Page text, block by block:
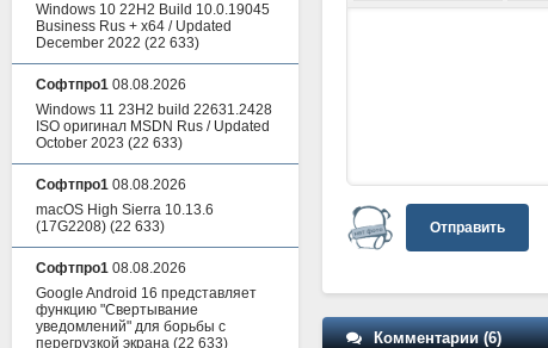
Отправить
Комментарии (6)
Windows 10 22H2 Build 10.0.19045
Business Rus + x64 / Updated
December 2022 (22 633)
Софтпро1 08.08.2026
Windows 11 23H2 build 22631.2428
ISO оригинал MSDN Rus / Updated
October 2023 (22 633)
Софтпро1 08.08.2026
macOS High Sierra 10.13.6
(17G2208) (22 633)
Софтпро1 08.08.2026
Google Android 16 представляет
функцию "Свертывание
уведомлений" для борьбы с
перегрузкой экрана (22 633)